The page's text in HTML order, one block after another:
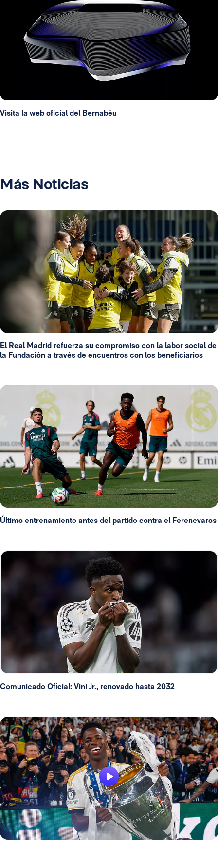
Visita la web oficial del Bernabéu
Más Noticias
El Real Madrid refuerza su compromiso con la labor social de
la Fundación a través de encuentros con los beneficiarios
Último entrenamiento antes del partido contra el Ferencvaros
Comunicado Oficial: Vini Jr., renovado hasta 2032